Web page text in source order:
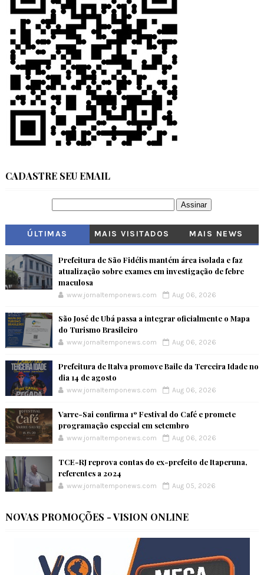
CADASTRE SEU EMAIL
ÚLTIMAS MAIS VISITADOS MAIS NEWS
Prefeitura de São Fidélis mantém área isolada e faz
atualização sobre exames em investigação de febre
maculosa
www.jornaltemponews.com Aug 06, 2026
São José de Ubá passa a integrar oficialmente o Mapa
do Turismo Brasileiro
www.jornaltemponews.com Aug 06, 2026
Prefeitura de Italva promove Baile da Terceira Idade no
dia 14 de agosto
www.jornaltemponews.com Aug 06, 2026
Varre-Sai confirma 1º Festival do Café e promete
programação especial em setembro
www.jornaltemponews.com Aug 06, 2026
TCE-RJ reprova contas do ex-prefeito de Itaperuna,
referentes a 2024
www.jornaltemponews.com Aug 05, 2026
NOVAS PROMOÇÕES - VISION ONLINE